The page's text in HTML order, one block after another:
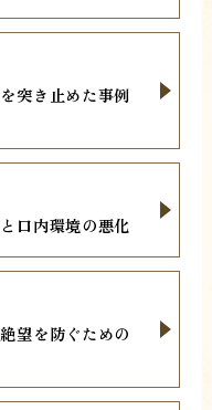
突き止めた事例
口内環境の悪化
望を防ぐための